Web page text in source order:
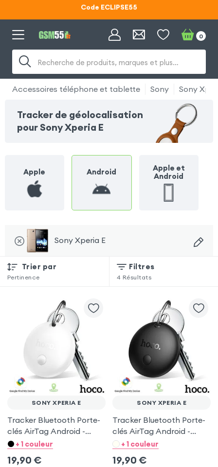
Code ECLIPSE55
Code ECLIPSE55
Recherche de produits, marques et plus…
0
Accessoires téléphone et tablette Sony Sony
Tracker de géolocalisation
pour Sony Xperia E
Apple Android
Apple et
Android
Sony Xperia E
Trier par
Pertinence
Filtres
4 Résultats
SONY XPERIA E
Tracker Bluetooth Porte-
clés AirTag Android -
Hoco Blanc pour Sony
+ 1 couleur
19,90 €
SONY XPERIA E
Tracker Bluetooth Porte-
clés AirTag Android -
Hoco Noir pour Sony
+ 1 couleur
19,90 €